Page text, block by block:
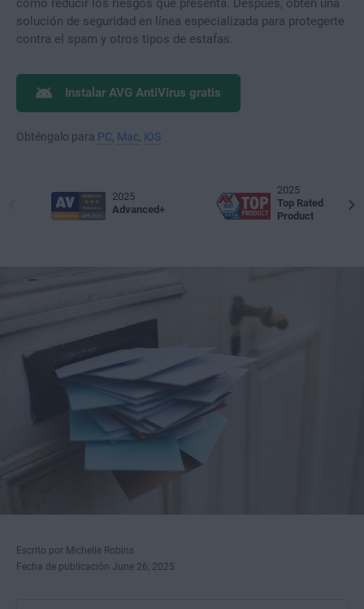
cómo reducir los riesgos que presenta. Después, obtén una
solución de seguridad en línea especializada para protegerte
contra el spam y otros tipos de estafas.
Instalar AVG AntiVirus gratis
Obténgalo para PC Mac iOS
2025
Advanced+
2025
Top Rated
Product
Escrito por Michelle Robins
Fecha de publicación June 26, 2025